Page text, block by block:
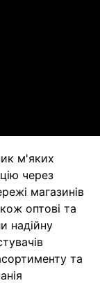
м'яких
через
магазинів
оптові та
надійну
та